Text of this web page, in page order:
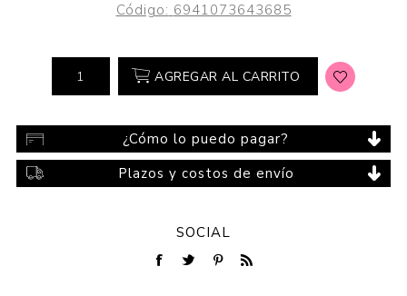
Código: 6941073643685
AGREGAR AL CARRITO
¿Cómo lo puedo pagar?
Plazos y costos de envío
SOCIAL